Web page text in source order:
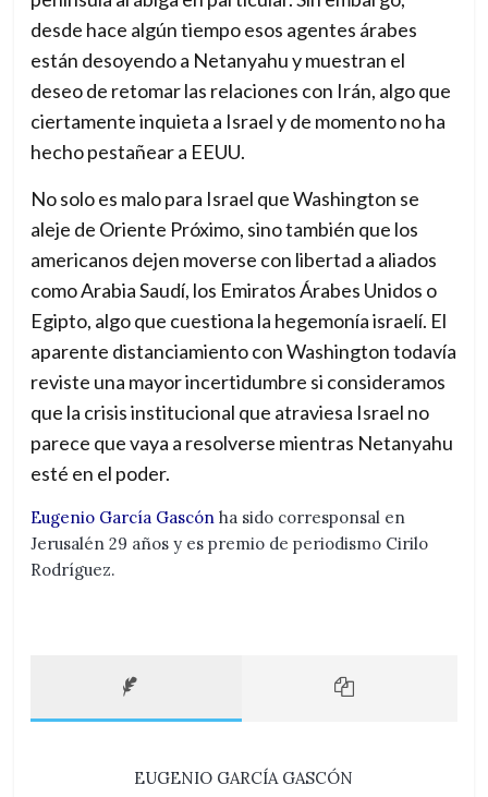
desde hace algún tiempo esos agentes árabes
están desoyendo a Netanyahu y muestran el
deseo de retomar las relaciones con Irán, algo que
ciertamente inquieta a Israel y de momento no ha
hecho pestañear a EEUU.
No solo es malo para Israel que Washington se
aleje de Oriente Próximo, sino también que los
americanos dejen moverse con libertad a aliados
como Arabia Saudí, los Emiratos Árabes Unidos o
Egipto, algo que cuestiona la hegemonía israelí. El
aparente distanciamiento con Washington todavía
reviste una mayor incertidumbre si consideramos
que la crisis institucional que atraviesa Israel no
parece que vaya a resolverse mientras Netanyahu
esté en el poder.
Eugenio García Gascón ha sido corresponsal en
Jerusalén 29 años y es premio de periodismo Cirilo
Rodríguez.
EUGENIO GARCÍA GASCÓN